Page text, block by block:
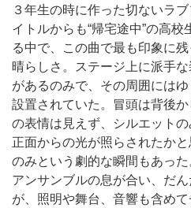
３年生の時に作った切ないラ
イトルからも“帰宅途中”の高
る中で、この曲で最も印象に
晴らしさ。ステージ上に派手
があるのみで、その周囲には
設置されていた。冒頭は背後
の表情は見えず、シルエット
正面からの光が照らされたか
のみという劇的な瞬間もあっ
アンサンブルの息が合い、だ
が、照明や舞台、音響も含め